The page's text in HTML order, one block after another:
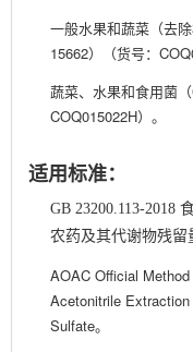
一般水果和蔬菜（去
15662）（货号：
蔬菜、水果和食用菌（
COQ015022H）。
适用标准：
GB 23200.113-2018
农药及其代谢物残留
AOAC Official
Acetonitrile
Sulfate。